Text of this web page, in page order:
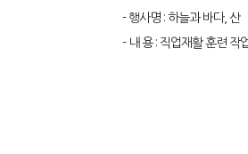
- 행사명 : 하늘과 바다, 산
- 내 용 : 직업재활 훈련 작